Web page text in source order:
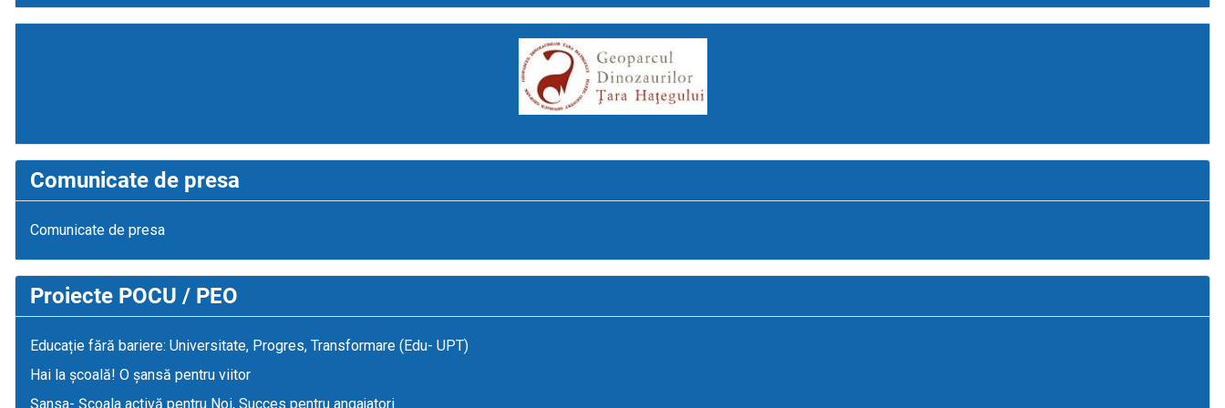
Comunicate de presa
Comunicate de presa
Proiecte POCU / PEO
Educație fără bariere: Universitate, Progres, Transformare (Edu- UPT)
Hai la școală! O șansă pentru viitor
Șansa- Școala activă pentru Noi, Succes pentru angajatori